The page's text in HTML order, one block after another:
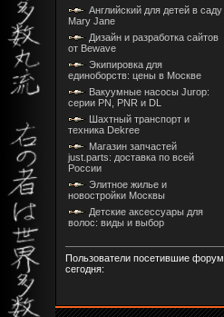
Английский для детей в саду
Mary Jane
Дизайн и разработка сайтов
от Bewave
Экипировка для
единоборств: цены в Москве
Вакуумные насосы Jurop:
серии PN, PNR и DL
Шахтный транспорт и
техника Dekree
Магазин запчастей
just.parts: доставка по всей
России
Элитное жилье и
новостройки Москвы
Детские аксессуары для
волос: виды и выбор
Пользователи посетившие форум
сегодня: